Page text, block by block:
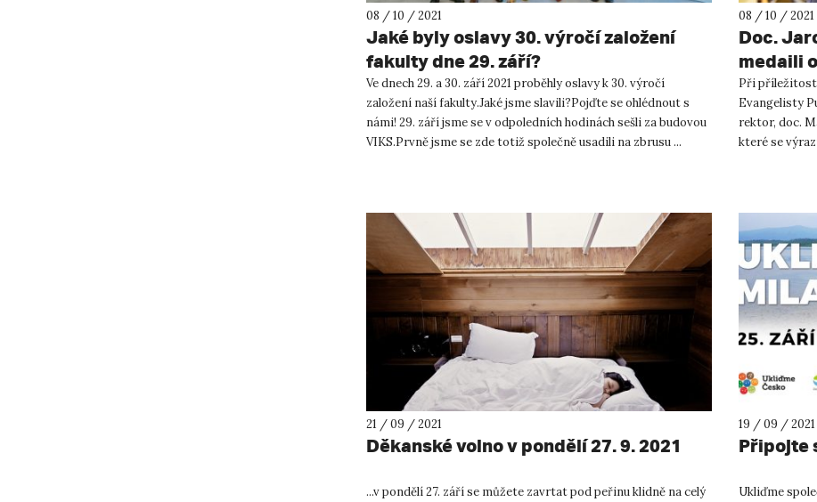
08 / 10 / 2021
Jaké byly oslavy 30. výročí založení
fakulty dne 29. září?
Ve dnech 29. a 30. září 2021 proběhly oslavy k 30. výročí
založení naší fakulty.Jaké jsme slavili?Pojďte se ohlédnout s
námi! 29. září jsme se v odpoledních hodinách sešli za budovou
VIKS.Prvně jsme se zde totiž společně usadili na zbrusu ...
08 / 10 / 2021
Doc.
medaili
Při
Evangelisty
rektor, doc.
které se
21 / 09 / 2021
Děkanské volno v pondělí 27. 9. 2021
...v pondělí 27. září se můžete zavrtat pod peřinu klidně na celý
19 / 09 / 2021
Připojte
Ukliďme